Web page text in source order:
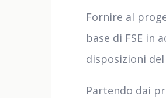
Fornire al
base di FSE in
disposizioni del
Partendo dai